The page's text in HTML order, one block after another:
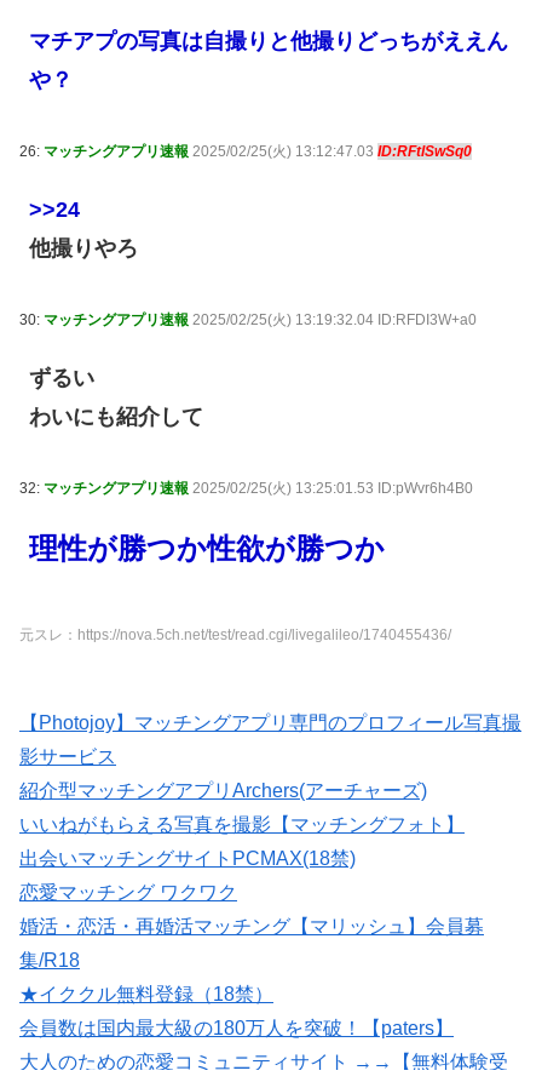
マチアプの写真は自撮りと他撮りどっちがええん
や？
26: マッチングアプリ速報 2025/02/25(火) 13:12:47.03 ID:RFtlSwSq0
>>24
他撮りやろ
30: マッチングアプリ速報 2025/02/25(火) 13:19:32.04 ID:RFDI3W+a0
ずるい
わいにも紹介して
32: マッチングアプリ速報 2025/02/25(火) 13:25:01.53 ID:pWvr6h4B0
理性が勝つか性欲が勝つか
元スレ：https://nova.5ch.net/test/read.cgi/livegalileo/1740455436/
【Photojoy】マッチングアプリ専門のプロフィール写真撮
影サービス
紹介型マッチングアプリArchers(アーチャーズ)
いいねがもらえる写真を撮影【マッチングフォト】
出会いマッチングサイトPCMAX(18禁)
恋愛マッチング ワクワク
婚活・恋活・再婚活マッチング【マリッシュ】会員募
集/R18
★イククル無料登録（18禁）
会員数は国内最大級の180万人を突破！【paters】
大人のための恋愛コミュニティサイト →→【無料体験受